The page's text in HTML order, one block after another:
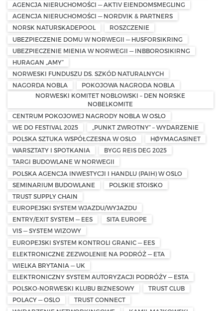
AGENCJA NIERUCHOMOŚCI — AKTIV EIENDOMSMEGLING
AGENCJA NIERUCHOMOŚCI — NORDVIK & PARTNERS
NORSK NATURSKADEPOOL
ROSZCZENIE
UBEZPIECZENIE DOMU W NORWEGII — HUSFORSIKRING
UBEZPIECZENIE MIENIA W NORWEGII — INBBOROSIKIRNG
HURAGAN „AMY”
NORWESKI FUNDUSZU DS. SZKÓD NATURALNYCH
NAGORDA NOBLA
POKOJOWA NAGRODA NOBLA
NORWESKI KOMITET NOBLOWSKI – DEN NORSKE
NOBELKOMITE
CENTRUM POKOJOWEJ NAGRODY NOBLA W OSLO
WE DO FESTIVAL 2025
„PUNKT ZWROTNY” – WYDARZENIE
POLSKA SZTUKA WSPÓŁCZESNA W OSLO
HØYMAGASINET
WARSZTATY I SPOTKANIA
BYGG REIS DEG 2025
TARGI BUDOWLANE W NORWEGII
POLSKA AGENCJA INWESTYCJI I HANDLU (PAIH) W OSLO
SEMINARIUM BUDOWLANE
POLSKIE STOISKO
TRUST SUPPLY CHAIN
EUROPEJSKI SYSTEM WJAZDU/WYJAZDU
ENTRY/EXIT SYSTEM — EES
SITA EUROPE
VIS — SYSTEM WIZOWY
EUROPEJSKI SYSTEM KONTROLI GRANIC — EES
ELEKTRONICZNE ZEZWOLENIE NA PODRÓŻ — ETA
WIELKA BRYTANIA — UK
ELEKTRONICZNY SYSTEM AUTORYZACJI PODRÓŻY — ESTA
POLSKO-NORWESKI KLUBU BIZNESOWY
TRUST CLUB
POLACY — OSLO
TRUST CONNECT